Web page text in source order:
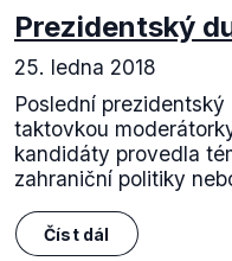
Prezidentský
25. ledna 2018
Poslední
taktovkou
kandidáty provedla
zahraniční politiky
Číst dál